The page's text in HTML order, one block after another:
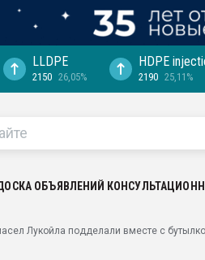
LLDPE
2150 26,05%
HDPE
2190 25,11%
ОБЪЯВЛЕНИЙ
Лукойла подделали вместе с